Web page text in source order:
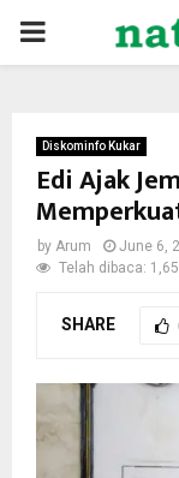
PRIMARY
Diskominfo Kukar
Edi Ajak
by Arum
June 6,
Telah dibaca:
SHARE